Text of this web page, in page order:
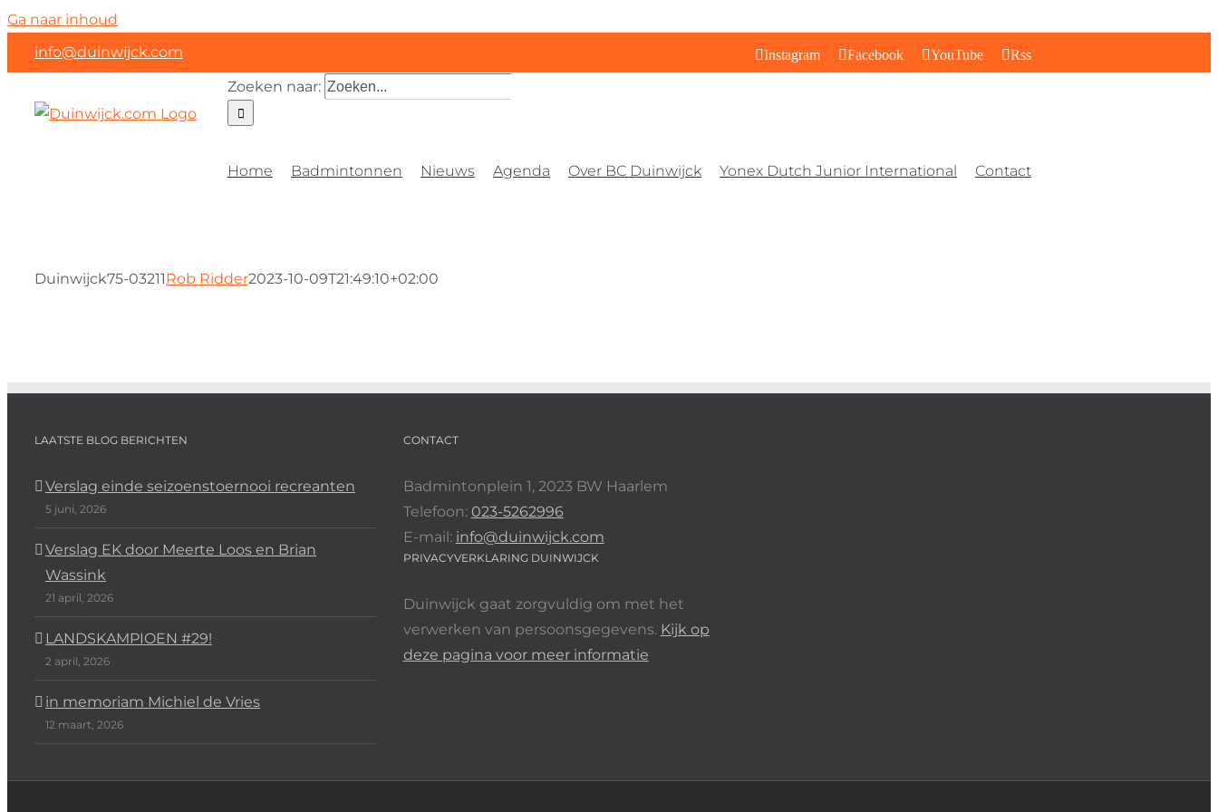
Ga naar inhoud
info@duinwijck.com
Instagram Facebook YouTube Rss
Zoeken naar:
Home Badmintonnen Nieuws Agenda Over BC Duinwijck Yonex Dutch Junior International Contact
Duinwijck75-03211Rob Ridder2023-10-09T21:49:10+02:00
LAATSTE BLOG BERICHTEN
Verslag einde seizoenstoernooi recreanten
5 juni, 2026
Verslag EK door Meerte Loos en Brian
Wassink
21 april, 2026
LANDSKAMPIOEN #29!
2 april, 2026
in memoriam Michiel de Vries
12 maart, 2026
CONTACT
Badmintonplein 1, 2023 BW Haarlem
Telefoon: 023-5262996
E-mail: info@duinwijck.com
PRIVACYVERKLARING DUINWIJCK
Duinwijck gaat zorgvuldig om met het
verwerken van persoonsgegevens. Kijk op
deze pagina voor meer informatie